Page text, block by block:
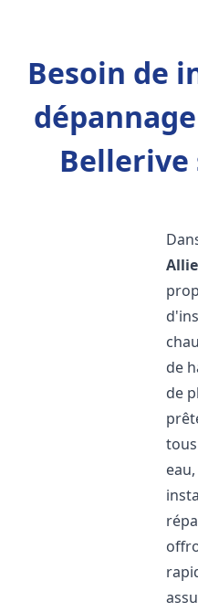
Besoin de
Bellerive
de
de